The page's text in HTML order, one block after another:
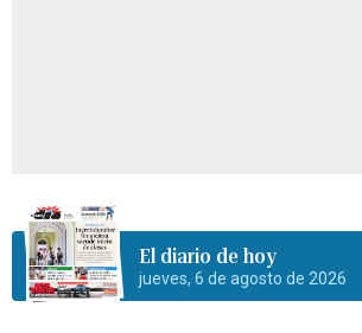
El diario de hoy
jueves, 6 de agosto de 2026